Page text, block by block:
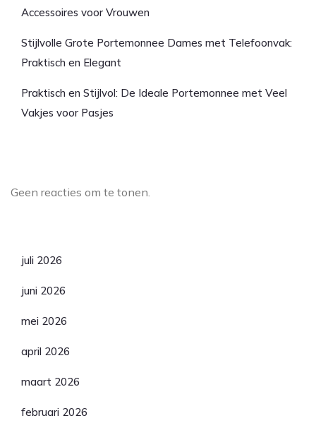
Accessoires voor Vrouwen
Stijlvolle Grote Portemonnee Dames met Telefoonvak:
Praktisch en Elegant
Praktisch en Stijlvol: De Ideale Portemonnee met Veel
Vakjes voor Pasjes
Geen reacties om te tonen.
juli 2026
juni 2026
mei 2026
april 2026
maart 2026
februari 2026